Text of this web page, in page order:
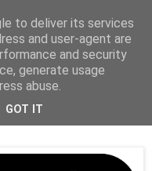
to deliver its services
and user-agent are
and security
generate usage
abuse.
GOT IT